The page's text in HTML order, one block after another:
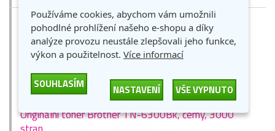
Originální toner Brother TN-6300Bk, černý, 3000
Používáme cookies, abychom vám umožnili
pohodlné prohlížení našeho e-shopu a díky
analýze provozu neustále zlepšovali jeho funkce,
výkon a použitelnost. Více informací
SOUHLASÍM NASTAVENÍ VŠE VYPNUTO